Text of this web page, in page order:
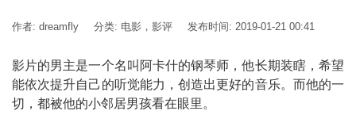
作者: dreamfly 分类: 电影，影评 发布时间: 2019-01-21 00:41
影片的男主是一个名叫阿卡什的钢琴师，他长期装瞎，希望
能依次提升自己的听觉能力，创造出更好的音乐。而他的一
切，都被他的小邻居男孩看在眼里。